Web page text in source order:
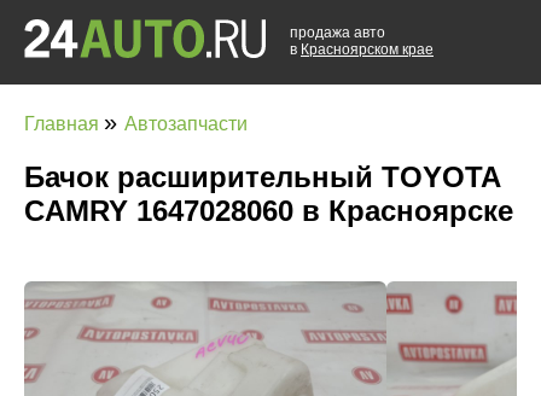
продажа авто
в Красноярском крае
Главная » Автозапчасти
Бачок расширительный TOYOTA
CAMRY 1647028060 в Красноярске